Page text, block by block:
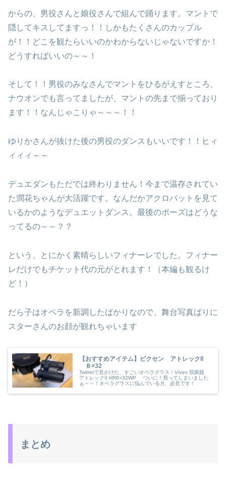
からの、男役さんと娘役さんで組んで踊ります。マントで
隠してキスしてますっ！！しかもたくさんのカップル
が！！どこを観たらいいのかわからないじゃないですか！
どうすればいいの～～！
そして！！男役のみなさんでマントをひるがえすところ、
ナウオンでも言ってましたが、マントの先まで揃っており
ます！！なんじゃこりゃ～～～！！
ゆりかさんが抜けた後の男役のダンスもいいです！！ヒィ
ィィィ～～
デュエダンもただでは終わりません！今まで温存されてい
た潤花ちゃんが大活躍です。なんだかアクロバットを見て
いるかのようなデュエットダンス。最後のポーズはどうな
ってるの～～？？
という、とにかく素晴らしいフィナーレでした。フィナー
レだけでもチケット代の元がとれます！（本編も観るけ
ど！）
だら子はオペラを新調したばかりなので、舞台写真ばりに
スターさんのお顔が観れちゃいます
【おすすめアイテム】ビクセン アトレックII
８×32
Twitterで見かけた、すごいオペラグラス！Vixen 双眼鏡
アトレックII HR8×32WP ついに！買ってしまいました
ぁ～～！オペラグラスに悩んでいる方、必見です！
まとめ